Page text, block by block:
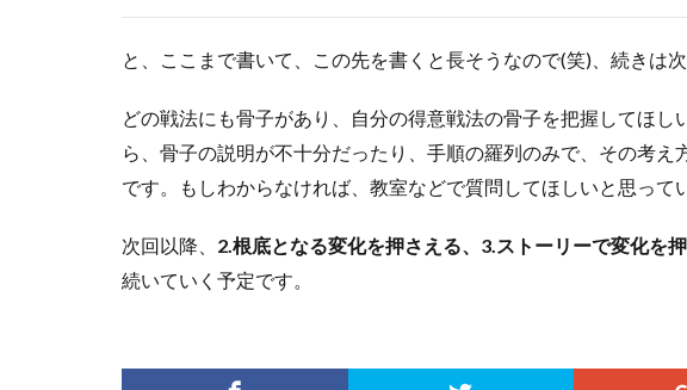
と、ここまで書いて、この先を書くと長そうなので(笑)、続きは次
どの戦法にも骨子があり、自分の得意戦法の骨子を把握してほ
ら、骨子の説明が不十分だったり、手順の羅列のみで、その考
です。もしわからなければ、教室などで質問してほしいと思って
次回以降、 2.根底となる変化を押さえる、3.ストーリーで変化を
続いていく予定です。